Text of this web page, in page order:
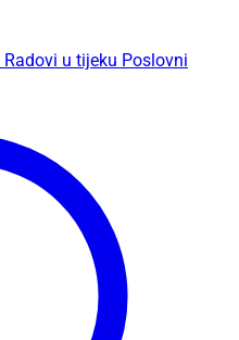
Radovi u tijeku Poslovni